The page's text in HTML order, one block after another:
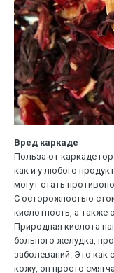
Вред каркаде
Польза от каркаде
как и у любого
могут стать
С осторожностью
кислотность, а также
Природная кислота
больного желудка,
заболеваний. Это
кожу, он просто